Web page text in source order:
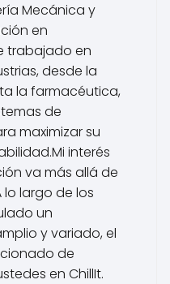
Mecánica y
en
trabajado en
desde la
la farmacéutica,
de
maximizar su
interés
va más allá de
lo largo de los
un
y variado, el
de
en ChillIt.